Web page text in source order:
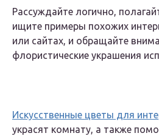
Рассуждайте логично,
ищите примеры похожих
или сайтах, и обращайте
флористические украшения
Искусственные цветы для
украсят комнату, а также